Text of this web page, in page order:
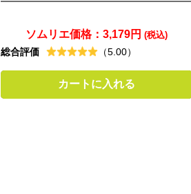
ソムリエ価格：3,179円 (税込)
総合評価 （5.00）
カートに入れる